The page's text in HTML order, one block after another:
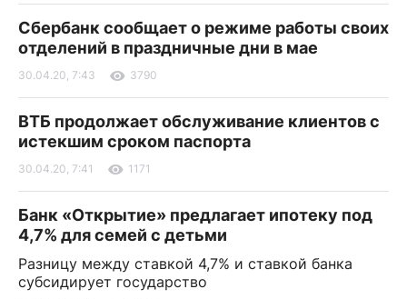
Сбербанк сообщает о режиме работы своих
отделений в праздничные дни в мае
30.04.20, 7:43 3790
ВТБ продолжает обслуживание клиентов с
истекшим сроком паспорта
30.04.20, 7:41 1171
Банк «Открытие» предлагает ипотеку под
4,7% для семей с детьми
Разницу между ставкой 4,7% и ставкой банка
субсидирует государство